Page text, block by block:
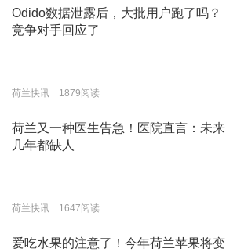
Odido数据泄露后，大批用户跑了吗？
竞争对手回应了
荷兰快讯 1879阅读
荷兰又一种医生告急！医院直言：未来
几年都缺人
荷兰快讯 1647阅读
爱吃水果的注意了！今年荷兰苹果将变